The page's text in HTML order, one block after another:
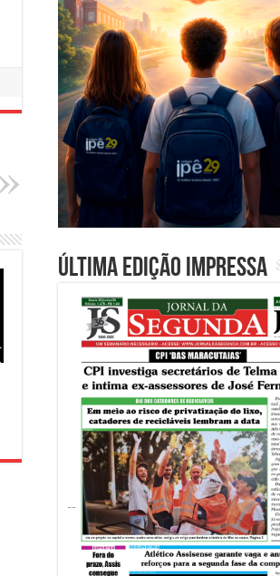
Última edição impressa